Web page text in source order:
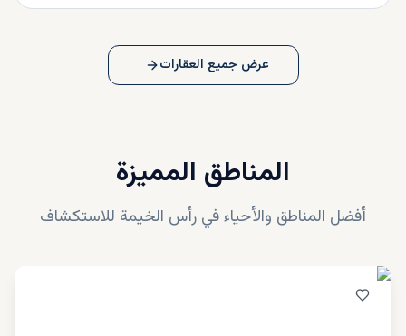
عرض جميع العقارات
المناطق المميزة
أفضل المناطق والأحياء في رأس الخيمة للاستكشاف